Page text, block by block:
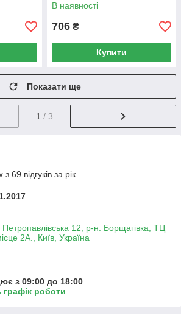
В наявності
706 ₴
Купити
Показати ще
1 / 3
69 відгуків за рік
12, р-н. Борщагівка, ТЦ
2А., Київ, Україна
з 09:00 до 18:00
графік роботи